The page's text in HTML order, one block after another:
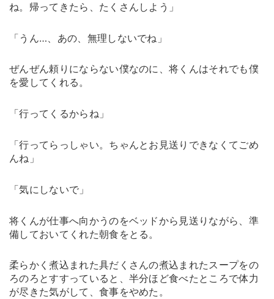
ね。帰ってきたら、たくさんしよう」
「うん…、あの、無理しないでね」
ぜんぜん頼りにならない僕なのに、将くんはそれでも僕
を愛してくれる。
「行ってくるからね」
「行ってらっしゃい。ちゃんとお見送りできなくてごめ
んね」
「気にしないで」
将くんが仕事へ向かうのをベッドから見送りながら、準
備しておいてくれた朝食をとる。
柔らかく煮込まれた具だくさんの煮込まれたスープをの
ろのろとすすっていると、半分ほど食べたところで体力
が尽きた気がして、食事をやめた。